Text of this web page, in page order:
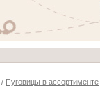
/ Пуговицы в ассортименте